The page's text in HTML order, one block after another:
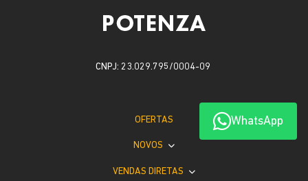
WhatsApp
CNPJ: 23.029.795/0004-09
OFERTAS
NOVOS
VENDAS DIRETAS